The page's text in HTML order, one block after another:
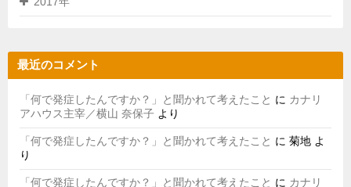
最近のコメント
「何で発症したんですか？」と聞かれて考えたこと に カナリ
アハウス主宰／横山 奈保子 より
「何で発症したんですか？」と聞かれて考えたこと に 菊地 よ
り
「何で発症したんですか？」と聞かれて考えたこと に カナリ